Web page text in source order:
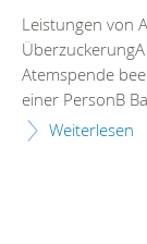
Leistungen von
Atemspende
einer PersonB
Weiterlesen